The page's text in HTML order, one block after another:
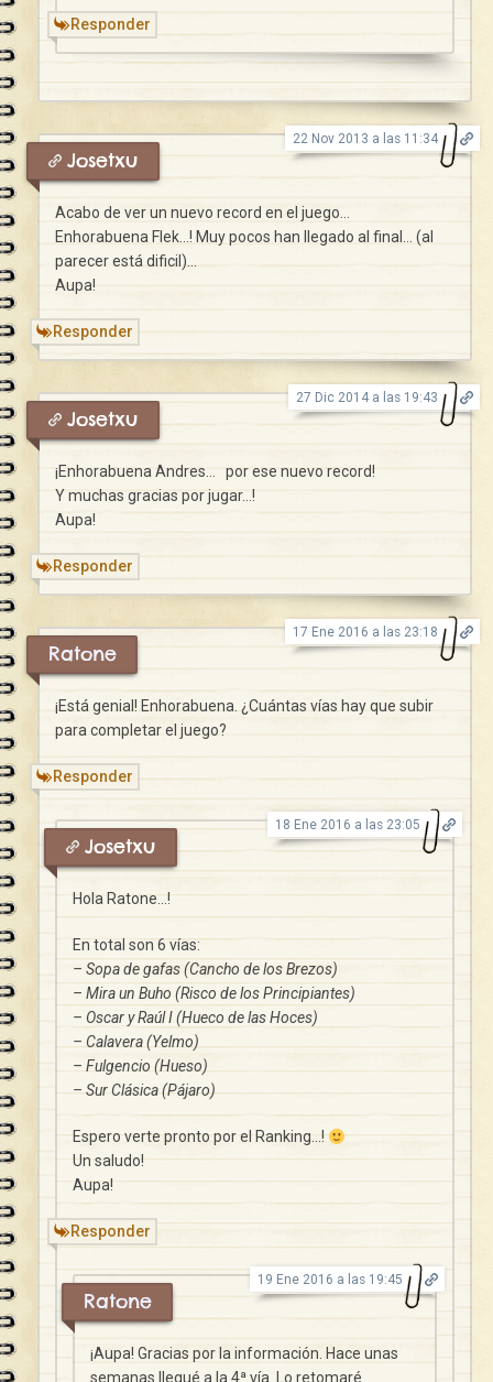
Responder
Josetxu
22 Nov 2013 a las 11:34
Acabo de ver un nuevo record en el juego…
Enhorabuena Flek…! Muy pocos han llegado al final… (al
parecer está dificil)…
Aupa!
Responder
Josetxu
27 Dic 2014 a las 19:43
¡Enhorabuena Andres… por ese nuevo record!
Y muchas gracias por jugar…!
Aupa!
Responder
Ratone
17 Ene 2016 a las 23:18
¡Está genial! Enhorabuena. ¿Cuántas vías hay que subir
para completar el juego?
Responder
Josetxu
18 Ene 2016 a las 23:05
Hola Ratone…!
En total son 6 vías:
– Sopa de gafas (Cancho de los Brezos)
– Mira un Buho (Risco de los Principiantes)
– Oscar y Raúl I (Hueco de las Hoces)
– Calavera (Yelmo)
– Fulgencio (Hueso)
– Sur Clásica (Pájaro)
Espero verte pronto por el Ranking…!
Un saludo!
Aupa!
Responder
Ratone
19 Ene 2016 a las 19:45
¡Aupa! Gracias por la información. Hace unas
semanas llegué a la 4ª vía. Lo retomaré